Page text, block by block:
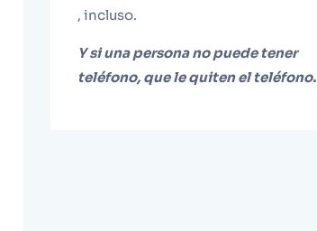
, incluso.
Y si una persona no puede tener
teléfono, que le quiten el teléfono.